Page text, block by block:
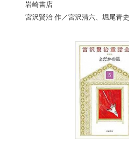
岩崎書店
宮沢賢治作／宮沢清六、 堀尾青史